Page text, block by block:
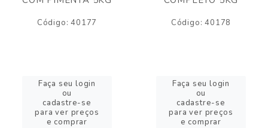
Código: 40177
Faça seu login
ou
cadastre-se
para ver preços
e comprar
Código: 40178
Faça seu login
ou
cadastre-se
para ver preços
e comprar